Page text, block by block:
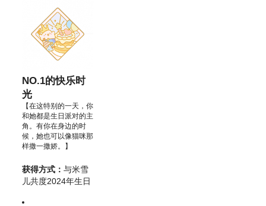
NO.1的快乐时
光
【在这特别的一天，你
和她都是生日派对的主
角。有你在身边的时
候，她也可以像猫咪那
样撒一撒娇。】
获得方式：与米雪
儿共度2024年生日